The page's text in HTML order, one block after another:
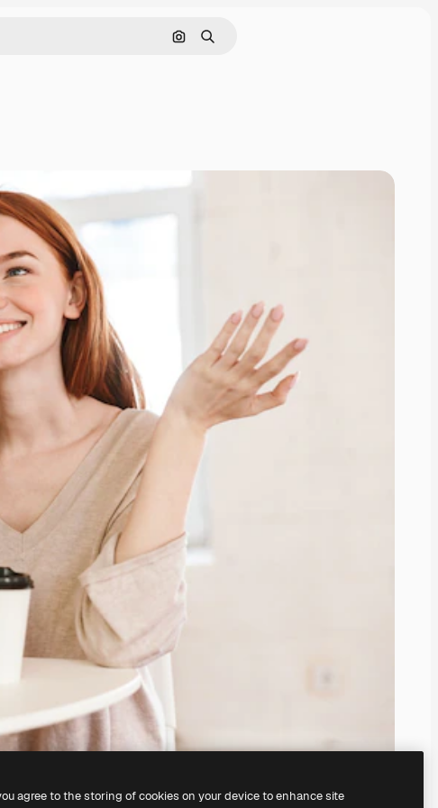
Cerca per immagine
Ricerca
agree to the storing of cookies on your device to enhance site